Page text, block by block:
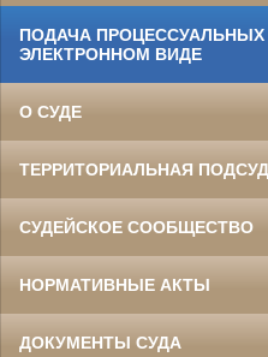
ПОДАЧА
ЭЛЕКТРОННОМ ВИДЕ
О СУДЕ
ТЕРРИТОРИАЛЬНАЯ
СУДЕЙСКОЕ СООБЩЕСТВО
НОРМАТИВНЫЕ АКТЫ
ДОКУМЕНТЫ СУДА